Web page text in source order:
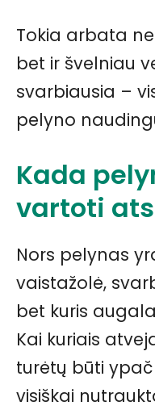
Tokia arbata
bet ir švelniau
svarbiausia –
pelyno
Kada
vartoti
Nors pelynas
vaistažolė,
bet kuris
Kai kuriais
turėtų būti
visiškai